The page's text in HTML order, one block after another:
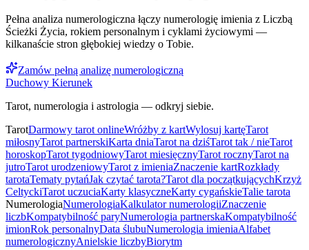
Pełna analiza numerologiczna łączy numerologię imienia z Liczbą
Ścieżki Życia, rokiem personalnym i cyklami życiowymi —
kilkanaście stron głębokiej wiedzy o Tobie.
Zamów pełną analizę numerologiczną
Duchowy Kierunek
Tarot, numerologia i astrologia — odkryj siebie.
TarotDarmowy tarot onlineWróżby z kartWylosuj kartęTarot
miłosnyTarot partnerskiKarta dniaTarot na dziśTarot tak / nieTarot
horoskopTarot tygodniowyTarot miesięcznyTarot rocznyTarot na
jutroTarot urodzeniowyTarot z imieniaZnaczenie kartRozkłady
tarotaTematy pytańJak czytać tarota?Tarot dla początkującychKrzyż
CeltyckiTarot uczuciaKarty klasyczneKarty cygańskieTalie tarota
NumerologiaNumerologiaKalkulator numerologiiZnaczenie
liczbKompatybilność paryNumerologia partnerskaKompatybilność
imionRok personalnyData ślubuNumerologia imieniaAlfabet
numerologicznyAnielskie liczbyBiorytm